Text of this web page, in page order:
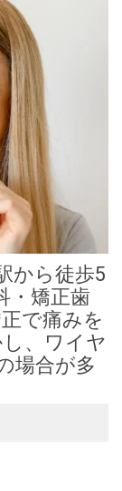
から徒歩5
・矯正歯
で痛みを
、ワイヤ
場合が多